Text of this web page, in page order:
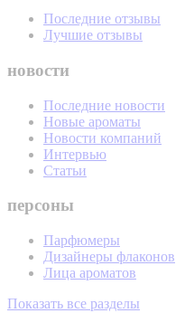
Последние отзывы
Лучшие отзывы
новости
Последние новости
Новые ароматы
Новости компаний
Интервью
Статьи
персоны
Парфюмеры
Дизайнеры флаконов
Лица ароматов
Показать все разделы